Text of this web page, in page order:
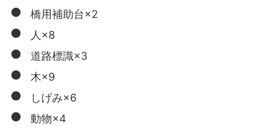
橋用補助台×2
人×8
道路標識×3
木×9
しげみ×6
動物×4